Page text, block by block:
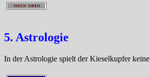
5. Astrologie
In der Astrologie spielt der Kieselkupfer